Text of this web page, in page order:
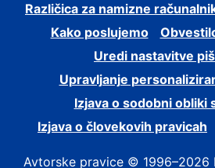
Različica za namizne
Kako poslujemo
Uredi nastavitve
Upravljanje
Izjava o sodobni obliki
Izjava o človekovih pravicah
Avtorske pravice © 1996–2026